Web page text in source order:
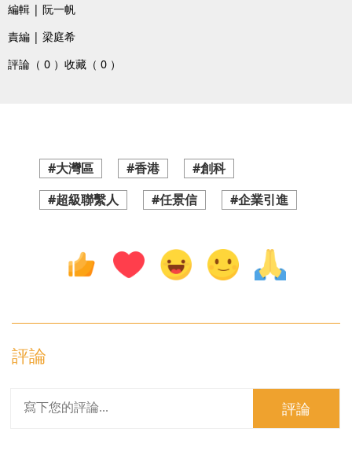
編輯 | 阮一帆
責編 | 梁庭希
評論（ 0 ） 收藏（ 0 ）
#大灣區 #香港
#創科
#超級聯繫人
#任景信 #企業引進
評論
評論